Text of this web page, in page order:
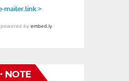
NOTE